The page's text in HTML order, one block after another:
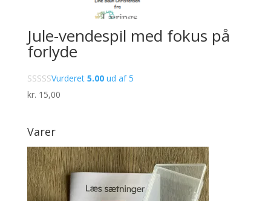
Jule-vendespil med fokus på
forlyde
Vurderet 5.00ud af 5
kr. 15,00
Varer